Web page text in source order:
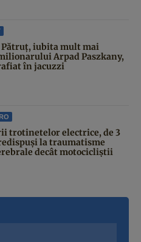
iubita mult mai
Arpad Paszkany,
în jacuzzi
trotinetelor electrice, de 3
la traumatisme
decât motocicliștii